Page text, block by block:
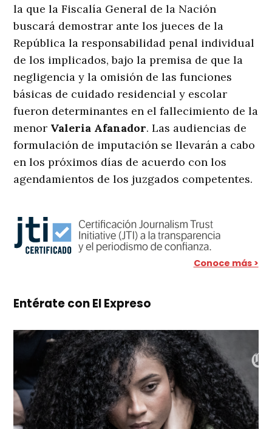
la que la Fiscalía General de la Nación
buscará demostrar ante los jueces de la
República la responsabilidad penal individual
de los implicados, bajo la premisa de que la
negligencia y la omisión de las funciones
básicas de cuidado residencial y escolar
fueron determinantes en el fallecimiento de la
menor Valeria Afanador. Las audiencias de
formulación de imputación se llevarán a cabo
en los próximos días de acuerdo con los
agendamientos de los juzgados competentes.
Conoce más >
Entérate con El Expreso